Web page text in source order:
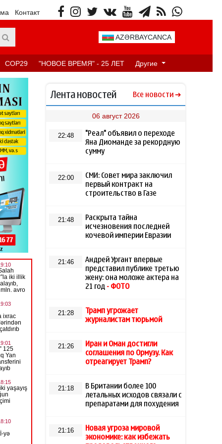
Контакт
AZƏRBAYCANCA
COP29 "НОВОЕ ВРЕМЯ" - 25 ЛЕТ Другие
Лента новостей Все новости
06 август 2026
22:48
"Реал" объявил о переходе
Яна Диоманде за рекордную
сумму
22:00
СМИ: Совет мира заключил
первый контракт на
строительство в Газе
21:48
Раскрыта тайна
исчезновения последней
кочевой империи Евразии
21:46
Андрей Ургант впервые
представил публике третью
жену: она моложе актера на
21 год - ФОТО
21:28
Трамп угрожает
журналистам тюрьмой
21:26
Иран и Оман достигли
соглашения по Ормузу. Как
отреагирует Трамп?
21:18
В Британии более 100
летальных исходов связали с
препаратами для похудения
21:16
Новая угроза мировой
экономике: как избежать